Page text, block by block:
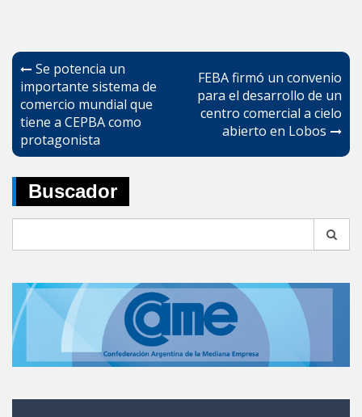
Navegación
de
entradas
Se potencia un
importante sistema de
comercio mundial que
tiene a CEPBA como
protagonista
FEBA firmó un convenio
para el desarrollo de un
centro comercial a cielo
abierto en Lobos
Buscador